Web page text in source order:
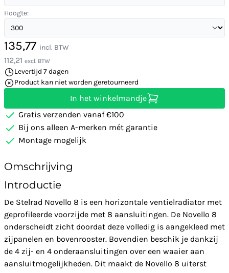
Hoogte:
135,77 incl. BTW
112,21 excl. BTW
Levertijd 7 dagen
Product kan niet worden geretourneerd
In het winkelmandje
Gratis verzenden vanaf €100
Bij ons alleen A-merken mét garantie
Montage mogelijk
Omschrijving
Introductie
De Stelrad Novello 8 is een horizontale ventielradiator met
geprofileerde voorzijde met 8 aansluitingen. De Novello 8
onderscheidt zicht doordat deze volledig is aangekleed met
zijpanelen en bovenrooster. Bovendien beschik je dankzij
de 4 zij- en 4 onderaansluitingen over een waaier aan
aansluitmogelijkheden. Dit maakt de Novello 8 uiterst